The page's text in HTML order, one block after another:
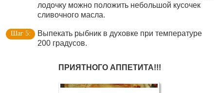
лодочку можно положить небольшой кусочек
сливочного масла.
Выпекать рыбник в духовке при температуре
200 градусов.
ПРИЯТНОГО АППЕТИТА!!!